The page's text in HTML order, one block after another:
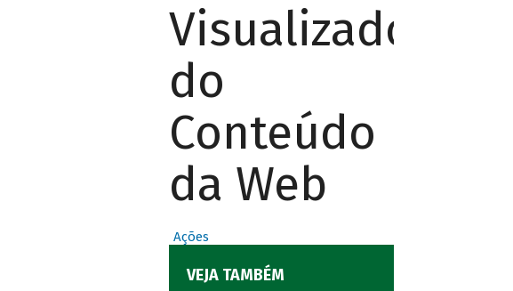
Visualizador
do
Conteúdo
da Web
Ações
VEJA TAMBÉM